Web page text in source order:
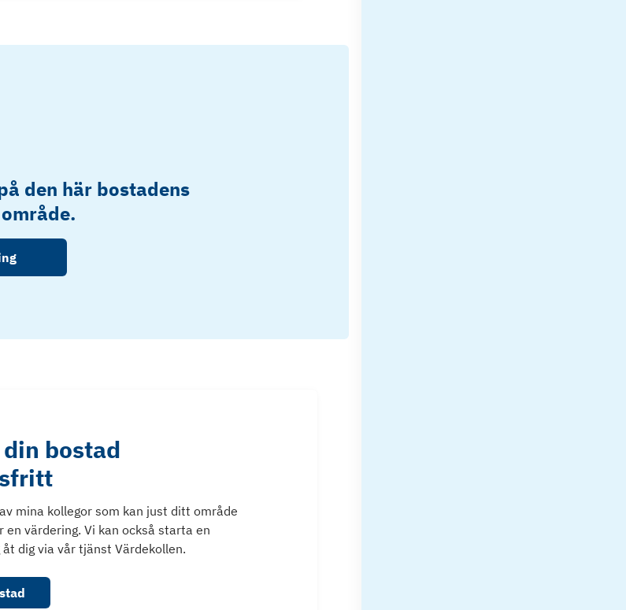
den här bostadens
bostad
mina kollegor som kan just ditt område
en värdering. Vi kan också starta en
dig via vår tjänst Värdekollen.